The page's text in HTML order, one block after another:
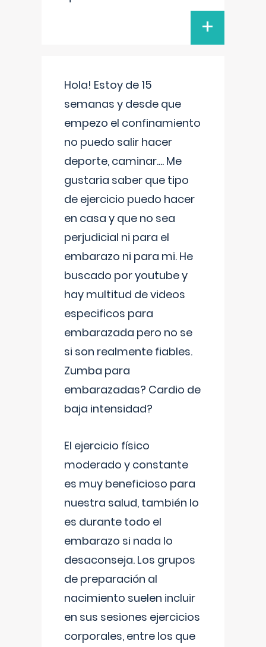
+
Hola! Estoy de 15
semanas y desde que
empezo el confinamiento
no puedo salir hacer
deporte, caminar.... Me
gustaria saber que tipo
de ejercicio puedo hacer
en casa y que no sea
perjudicial ni para el
embarazo ni para mi. He
buscado por youtube y
hay multitud de videos
especificos para
embarazada pero no se
si son realmente fiables.
Zumba para
embarazadas? Cardio de
baja intensidad?
El ejercicio físico
moderado y constante
es muy beneficioso para
nuestra salud, también lo
es durante todo el
embarazo si nada lo
desaconseja. Los grupos
de preparación al
nacimiento suelen incluir
en sus sesiones ejercicios
corporales, entre los que